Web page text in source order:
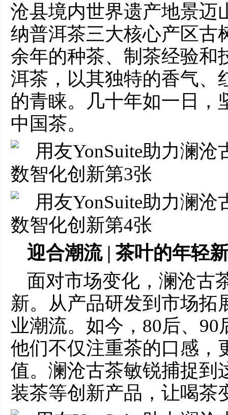
沧县境内世界遗产地景迈
纳普洱茶三大核心产区古
余年的种茶、制茶经验和
洱茶，以其独特的香气、
的青睐。几十年如一日，
中国茶。
迎合潮流 | 茶叶的年轻
面对市场变化，澜沧古
新。从产品研发到市场拓
业潮流。如今，80后、
他们不仅注重茶的口感，
值。澜沧古茶敏锐捕捉到
装茶等创新产品，让喝茶